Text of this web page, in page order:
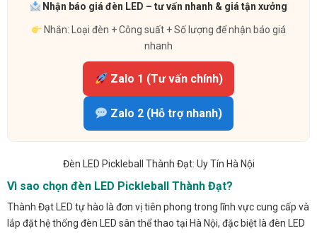
Nhận báo giá đèn LED – tư vấn nhanh & giá tận xưởng
Nhắn: Loại đèn + Công suất + Số lượng để nhận báo giá
nhanh
Zalo 1 (Tư vấn chính)
Zalo 2 (Hỗ trợ nhanh)
Đèn LED Pickleball Thành Đạt: Uy Tín Hà Nội
Vì sao chọn đèn LED Pickleball Thành Đạt?
Thành Đạt LED tự hào là đơn vị tiên phong trong lĩnh vực cung cấp và
lắp đặt hệ thống đèn LED sân thể thao tại Hà Nội, đặc biệt là đèn LED